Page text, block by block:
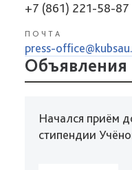
+7 (861) 221-58-87
ПОЧТА
press-
Объявления
Начался приём
стипендии